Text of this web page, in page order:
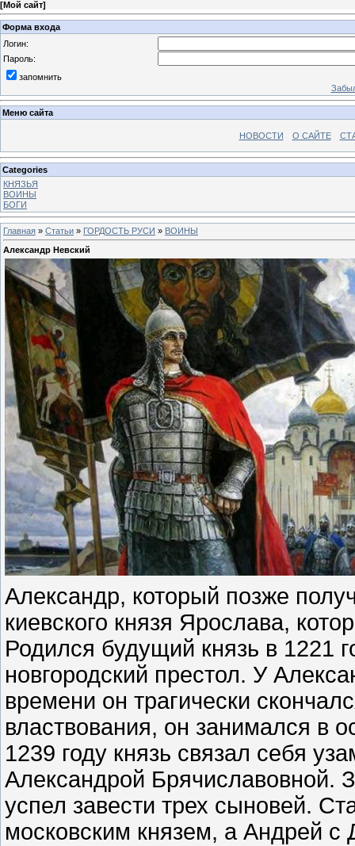
[Мой сайт]
Форма входа
Логин:
Пароль:
запомнить
Меню сайта
НОВОСТИ О САЙТЕ
Categories
КНЯЗЬЯ
ВОИНЫ
БОГИ
Главная » Статьи » ГОРДОСТЬ РУСИ » ВОИНЫ
Александр Невский
Александр, который позже
киевского князя Ярослава,
Родился будущий князь в 1221
новгородский престол. У
времени он трагически
властвования, он занимался в
1239 году князь связал себя
Александрой Брячиславовной.
успел завести трех сыновей.
московским князем, а Андрей